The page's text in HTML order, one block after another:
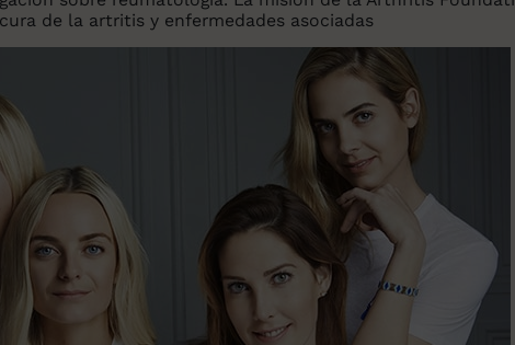
de la artritis y enfermedades asociadas